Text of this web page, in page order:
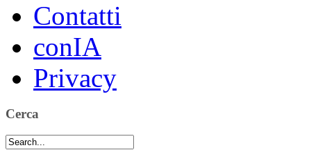
Contatti
conIA
Privacy
Cerca